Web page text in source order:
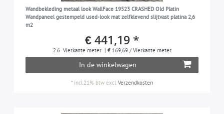
Wandbekleding metaal look WallFace 19523 CRASHED Old Platin
Wandpaneel gestempeld used-look mat zelfklevend slijtvast platina 2,6
m2
€ 441,19 *
2.6 Vierkante meter | € 169,69 / Vierkante meter
In de winkelwagen
* incl.21% btw excl.Verzendkosten